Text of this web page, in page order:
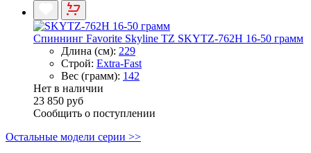
Спиннинг Favorite Skyline TZ SKYTZ-762H 16-50 грамм
Длина (см): 229
Строй: Extra-Fast
Вес (грамм): 142
Нет в наличии
23 850 руб
Сообщить о поступлении
Остальные модели серии >>